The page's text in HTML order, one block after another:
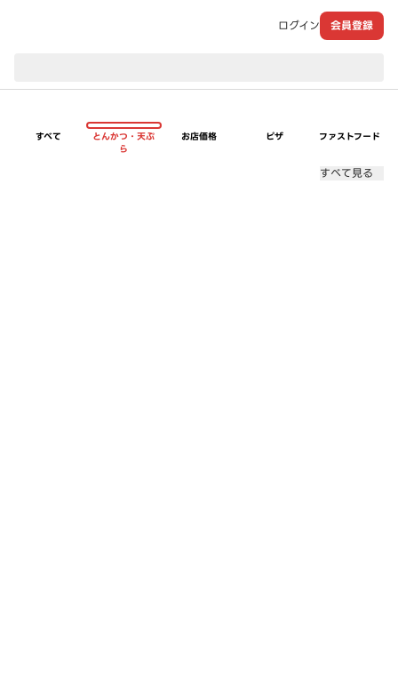
ログイン 会員登録
すべて
とんかつ・天ぷ
ら
お店価格 ピザ ファストフード
すべて見る